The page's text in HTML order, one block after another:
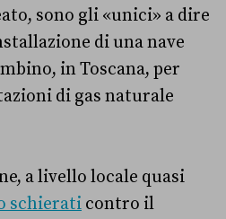
sono gli «unici» a dire
di una nave
in Toscana, per
di gas naturale
a livello locale quasi
schierati contro il